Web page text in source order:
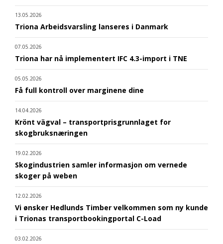
13.05.2026
Triona Arbeidsvarsling lanseres i Danmark
07.05.2026
Triona har nå implementert IFC 4.3-import i TNE
05.05.2026
Få full kontroll over marginene dine
14.04.2026
Krönt vägval – transportprisgrunnlaget for
skogbruksnæringen
19.02.2026
Skogindustrien samler informasjon om vernede
skoger på weben
12.02.2026
Vi ønsker Hedlunds Timber velkommen som ny kunde
i Trionas transportbookingportal C-Load
03.02.2026